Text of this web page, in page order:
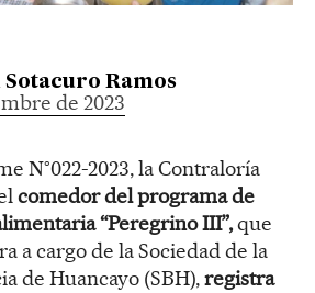
Ramos
de 2023
N°022-2023, la Contraloría
comedor del programa de
“Peregrino III”,que
a cargo de la Sociedad de la
de Huancayo (SBH),registra